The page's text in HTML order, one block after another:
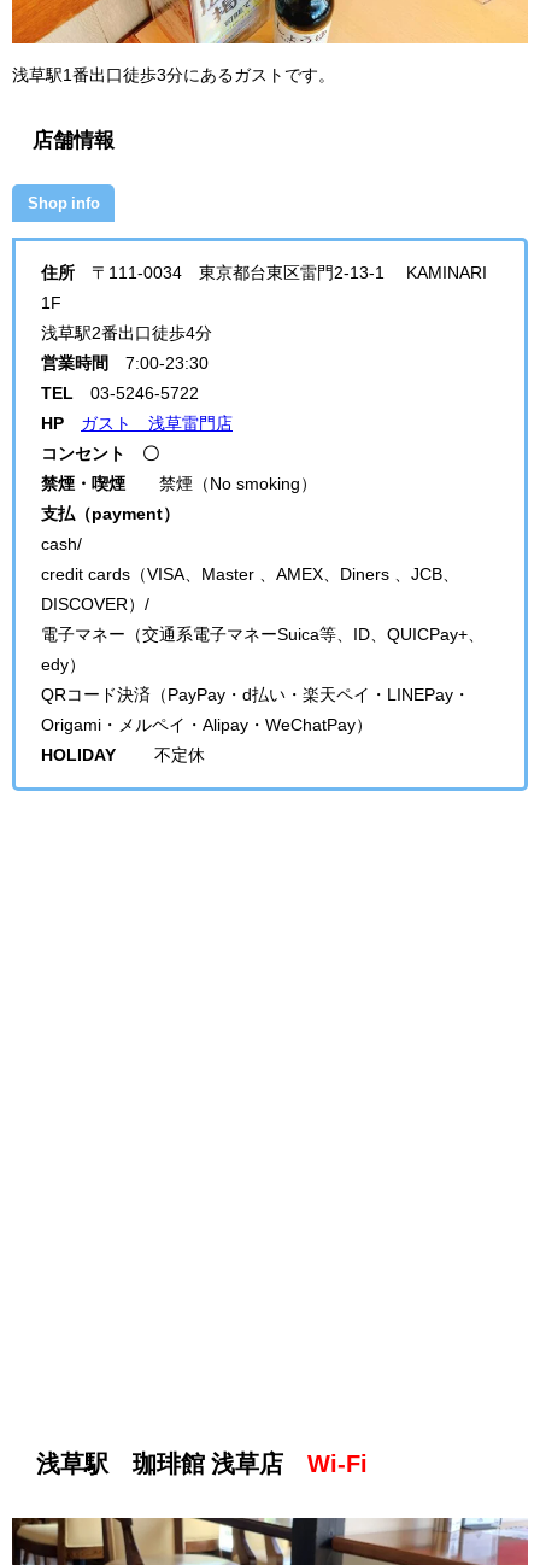
浅草駅1番出口徒歩3分にあるガストです。
店舗情報
Shop info
住所 〒111-0034 東京都台東区雷門2-13-1 KAMINARI
1F
浅草駅2番出口徒歩4分
営業時間
7:00-23:30
TEL
03-5246-5722
HP ガスト 浅草雷門店
コンセント 〇
禁煙・喫煙 禁煙（No smoking）
支払（payment）
cash/
credit cards（VISA、Master 、AMEX、Diners 、JCB、
DISCOVER）/
電子マネー（交通系電子マネーSuica等、ID、QUICPay+、
edy）
QRコード決済（PayPay・d払い・楽天ペイ・LINEPay・
Origami・メルペイ・Alipay・WeChatPay）
HOLIDAY 不定休
浅草駅 珈琲館 浅草店 Wi-Fi